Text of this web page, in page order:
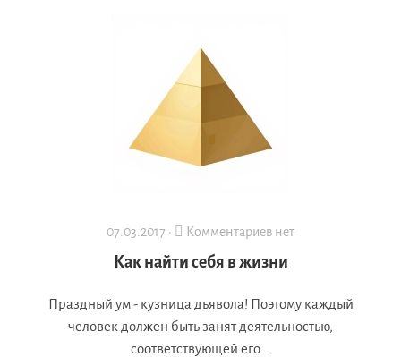
07.03.2017 · Комментариев нет
Как найти себя в жизни
Праздный ум - кузница дьявола! Поэтому каждый
человек должен быть занят деятельностью,
соответствующей его...